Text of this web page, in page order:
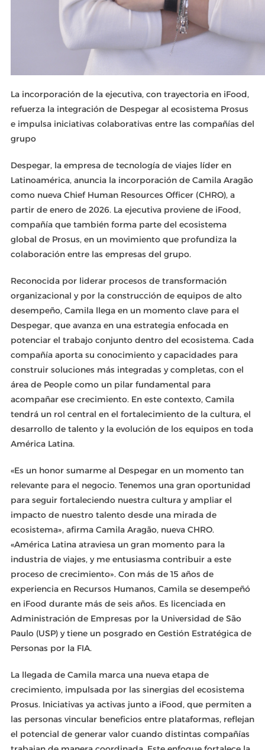
La incorporación de la ejecutiva, con trayectoria en iFood,
refuerza la integración de Despegar al ecosistema Prosus
e impulsa iniciativas colaborativas entre las compañías del
grupo
Despegar, la empresa de tecnología de viajes líder en
Latinoamérica, anuncia la incorporación de Camila Aragão
como nueva Chief Human Resources Officer (CHRO), a
partir de enero de 2026. La ejecutiva proviene de iFood,
compañía que también forma parte del ecosistema
global de Prosus, en un movimiento que profundiza la
colaboración entre las empresas del grupo.
Reconocida por liderar procesos de transformación
organizacional y por la construcción de equipos de alto
desempeño, Camila llega en un momento clave para el
Despegar, que avanza en una estrategia enfocada en
potenciar el trabajo conjunto dentro del ecosistema. Cada
compañía aporta su conocimiento y capacidades para
construir soluciones más integradas y completas, con el
área de People como un pilar fundamental para
acompañar ese crecimiento. En este contexto, Camila
tendrá un rol central en el fortalecimiento de la cultura, el
desarrollo de talento y la evolución de los equipos en toda
América Latina.
«Es un honor sumarme al Despegar en un momento tan
relevante para el negocio. Tenemos una gran oportunidad
para seguir fortaleciendo nuestra cultura y ampliar el
impacto de nuestro talento desde una mirada de
ecosistema», afirma Camila Aragão, nueva CHRO.
«América Latina atraviesa un gran momento para la
industria de viajes, y me entusiasma contribuir a este
proceso de crecimiento». Con más de 15 años de
experiencia en Recursos Humanos, Camila se desempeñó
en iFood durante más de seis años. Es licenciada en
Administración de Empresas por la Universidad de São
Paulo (USP) y tiene un posgrado en Gestión Estratégica de
Personas por la FIA.
La llegada de Camila marca una nueva etapa de
crecimiento, impulsada por las sinergias del ecosistema
Prosus. Iniciativas ya activas junto a iFood, que permiten a
las personas vincular beneficios entre plataformas, reflejan
el potencial de generar valor cuando distintas compañías